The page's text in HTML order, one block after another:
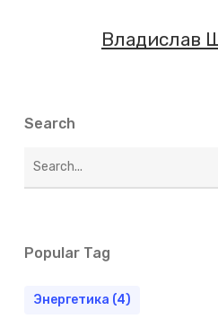
Владислав
Search
Popular Tag
Энергетика (4)